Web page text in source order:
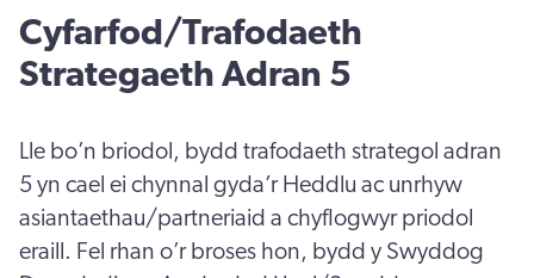
Cyfarfod/Trafodaeth
Strategaeth Adran 5
Lle bo’n briodol, bydd trafodaeth strategol adran
5 yn cael ei chynnal gyda’r Heddlu ac unrhyw
asiantaethau/partneriaid a chyflogwyr priodol
eraill. Fel rhan o’r broses hon, bydd y Swyddog